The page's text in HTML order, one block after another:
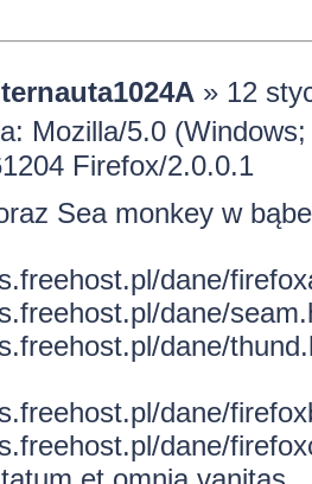
» 12
Mozilla/5.0
Firefox/2.0.0.1
Sea monkey w
dane/
dane/
dane/
dane/
dane/